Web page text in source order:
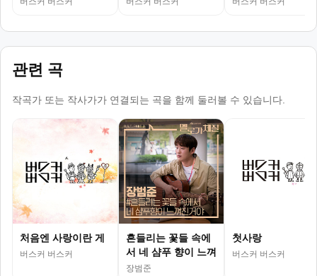
관련 곡
작곡가 또는 작사가가 연결되는 곡을 함께 둘러볼 수 있습니다.
처음엔 사랑이란 게
버스커 버스커
흔들리는 꽃들 속에
서 네 샴푸 향이 느껴
진 거야
장범준
첫사랑
버스커 버스커